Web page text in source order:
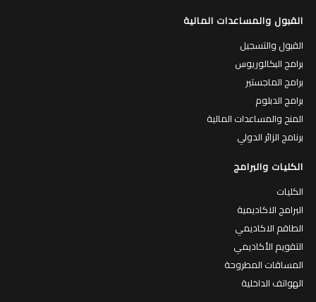
القبول والمساعدات المالية
القبول والتسجيل
برامج البكالوريوس
برامج الماجستير
برامج الدبلوم
المنح والمساعدات المالية
برنامج الزائر الدولي
الكليات والبرامج
الكليات
البرامج الاكاديمية
الطاقم الاكاديمي
التقويم الأكاديمي
المساقات المطروحة
الهواتف الداخلية